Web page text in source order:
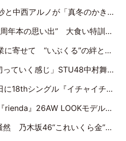
動で火花散らす！ 因縁の裏にあるのは、逆境をともに“凌”ぐ似た者同士の絆
い特訓・守護霊企画・制服グラビア…盛りだくさんの裏話
“いぶくる”の絆と後輩・龍頭綺音の決意
じ」STU48中村舞、新しい挑戦は自らの手で
』の発売決定！ フォーメーションは『日向坂で会いましょう』にて発表
』26AW LOOKモデルに就任
これいくら金”延長中は今回もわちゃわちゃ全開